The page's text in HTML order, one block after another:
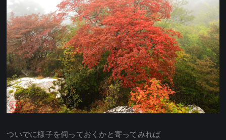
ついでに様子を伺っておくかと寄ってみれば